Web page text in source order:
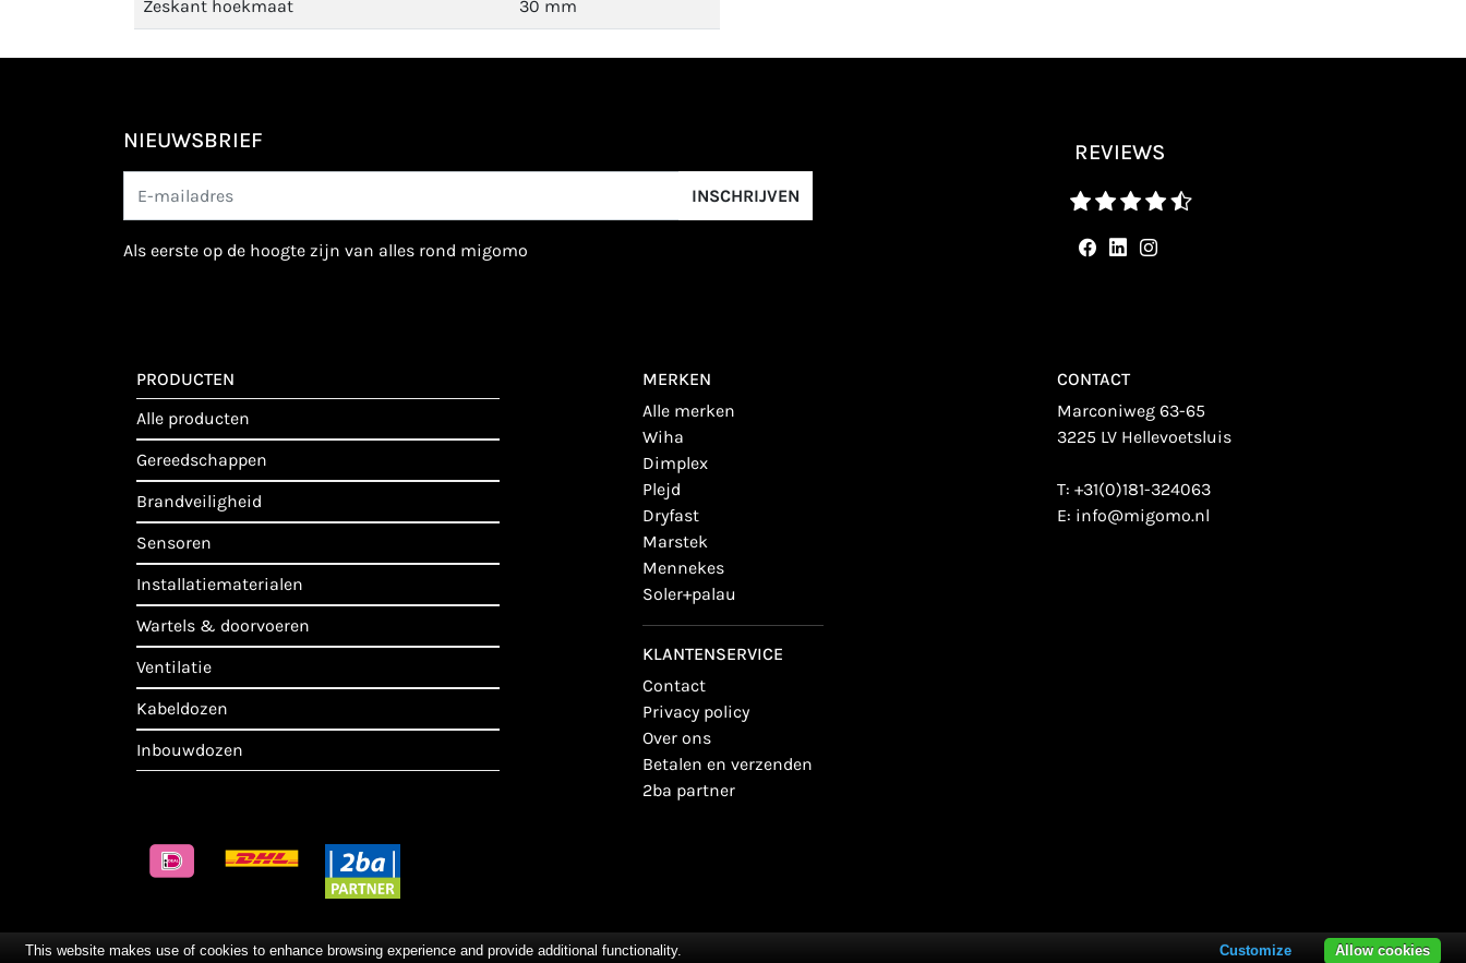
Zeskant hoekmaat 30 mm
NIEUWSBRIEF
INSCHRIJVEN
als eerste op de hoogte zijn van alles rond migomo
REVIEWS
PRODUCTEN
alle producten
gereedschappen
brandveiligheid
sensoren
installatiematerialen
wartels & doorvoeren
ventilatie
kabeldozen
inbouwdozen
MERKEN
alle merken
wiha
dimplex
plejd
dryfast
marstek
mennekes
soler+palau
KLANTENSERVICE
contact
privacy policy
over ons
betalen en verzenden
2ba partner
CONTACT
Marconiweg 63-65
3225 LV Hellevoetsluis
T:+31(0)181-324063
E: info@migomo.nl
This website makes use of cookies to enhance browsing experience and provide additional functionality. Allow cookies
Customize